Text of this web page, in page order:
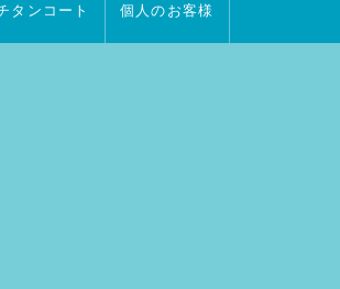
タンコート 個人のお客様